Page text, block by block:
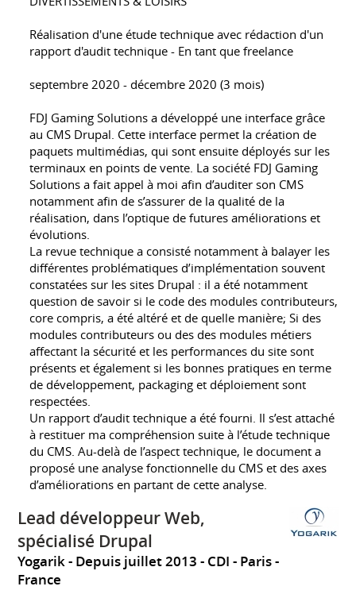
Réalisation d'une étude technique avec rédaction d'un
rapport d'audit technique - En tant que freelance
septembre 2020 - décembre 2020 (3 mois)
FDJ Gaming Solutions a développé une interface grâce
au CMS Drupal. Cette interface permet la création de
paquets multimédias, qui sont ensuite déployés sur les
terminaux en points de vente. La société FDJ Gaming
Solutions a fait appel à moi afin d’auditer son CMS
notamment afin de s’assurer de la qualité de la
réalisation, dans l’optique de futures améliorations et
évolutions.
La revue technique a consisté notamment à balayer les
différentes problématiques d’implémentation souvent
constatées sur les sites Drupal : il a été notamment
question de savoir si le code des modules contributeurs,
core compris, a été altéré et de quelle manière; Si des
modules contributeurs ou des des modules métiers
affectant la sécurité et les performances du site sont
présents et également si les bonnes pratiques en terme
de développement, packaging et déploiement sont
respectées.
Un rapport d’audit technique a été fourni. Il s’est attaché
à restituer ma compréhension suite à l’étude technique
du CMS. Au-delà de l’aspect technique, le document a
proposé une analyse fonctionnelle du CMS et des axes
d’améliorations en partant de cette analyse.
Lead développeur Web,
spécialisé Drupal
Yogarik Depuis juillet 2013 CDI
Paris
France